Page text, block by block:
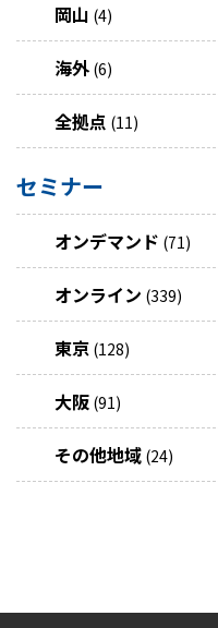
岡山 (4)
海外 (6)
全拠点 (11)
セミナー
オンデマンド (71)
オンライン (339)
東京 (128)
大阪 (91)
その他地域 (24)